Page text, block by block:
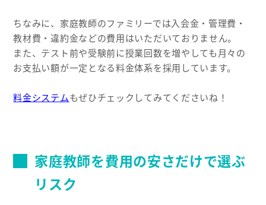
ちなみに、家庭教師のファミリーでは入会金・管理費・
教材費・違約金などの費用はいただいておりません。
また、テスト前や受験前に授業回数を増やしても月々の
お支払い額が一定となる料金体系を採用しています。
料金システム もぜひチェックしてみてくださいね！
家庭教師を費用の安さだけで選ぶ
リスク